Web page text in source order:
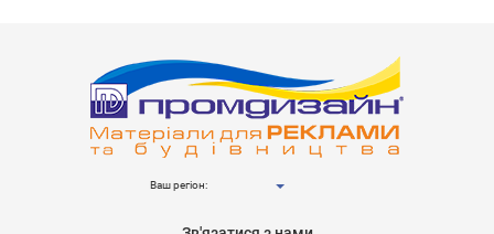
Ваш регіон: